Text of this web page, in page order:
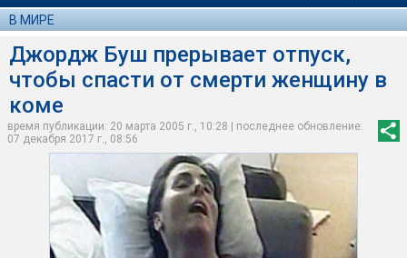
В МИРЕ
Джордж Буш прерывает отпуск,
чтобы спасти от смерти женщину в
коме
время публикации: 20 марта 2005 г., 10:28 | последнее обновление:
07 декабря 2017 г., 08:56